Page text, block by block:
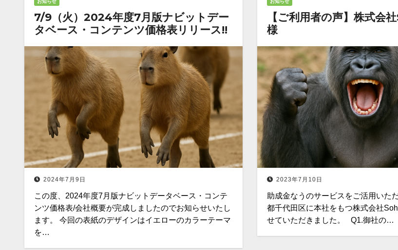
お知らせ
7/9（火）2024年度7月版ナビットデー
タベース・コンテンツ価格表リリース!!
2024年7月9日
この度、2024年度7月版ナビットデータベース・コンテ
ンツ価格表/会社概要が完成しましたのでお知らせいたし
ます。 今回の表紙のデザインはイエローのカラーテーマ
を…
お知らせ
【ご利用者の声】株式会
様
2023年7月10日
助成金なうのサービスをご活用いた
都千代田区に本社をもつ株式会社
せていただきました。 Q1.御社の…